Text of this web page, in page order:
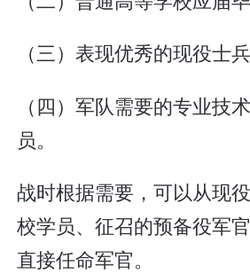
（三）表现优秀的现役士兵
（四）军队需要的专业技
员。
战时根据需要，可以从现
校学员、征召的预备役军
直接任命军官。